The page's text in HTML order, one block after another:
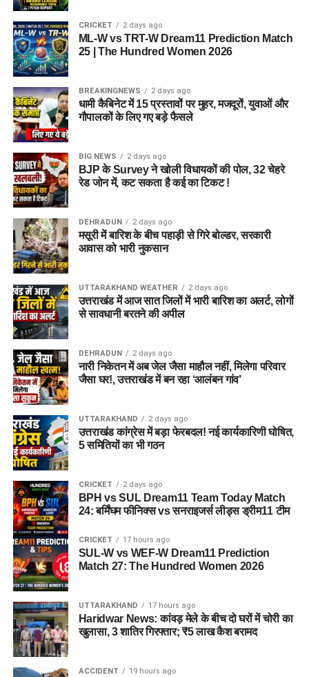
CRICKET 2 days ago
ML-W vs TRT-W Dream11 Prediction Match
25 | The Hundred Women 2026
BREAKINGNEWS 2 days ago
धामी कैबिनेट में 15 प्रस्तावों पर मुहर, मजदूरों, युवाओं और
गौपालकों के लिए गए बड़े फैसले
BIG NEWS 2 days ago
BJP के Survey ने खोली विधायकों की पोल, 32 चेहरे
रेड जोन में, कट सकता है कई का टिकट !
DEHRADUN 2 days ago
मसूरी में बारिश के बीच पहाड़ी से गिरे बोल्डर, सरकारी
आवास को भारी नुकसान
UTTARAKHAND WEATHER 2 days ago
उत्तराखंड में आज सात जिलों में भारी बारिश का अलर्ट, लोगों
से सावधानी बरतने की अपील
DEHRADUN 2 days ago
नारी निकेतन में अब जेल जैसा माहौल नहीं, मिलेगा परिवार
जैसा घर!, उत्तराखंड में बन रहा ‘आलंबन गांव’
UTTARAKHAND 2 days ago
उत्तराखंड कांग्रेस में बड़ा फेरबदल! नई कार्यकारिणी घोषित,
5 समितियों का भी गठन
CRICKET 2 days ago
BPH vs SUL Dream11 Team Today Match
24: बर्मिंघम फीनिक्स vs सनराइजर्स लीड्स ड्रीम11 टीम
CRICKET 17 hours ago
SUL-W vs WEF-W Dream11 Prediction
Match 27: The Hundred Women 2026
UTTARAKHAND 17 hours ago
Haridwar News: कांवड़ मेले के बीच दो घरों में चोरी का
खुलासा, 3 शातिर गिरफ्तार; ₹5 लाख कैश बरामद
ACCIDENT 19 hours ago